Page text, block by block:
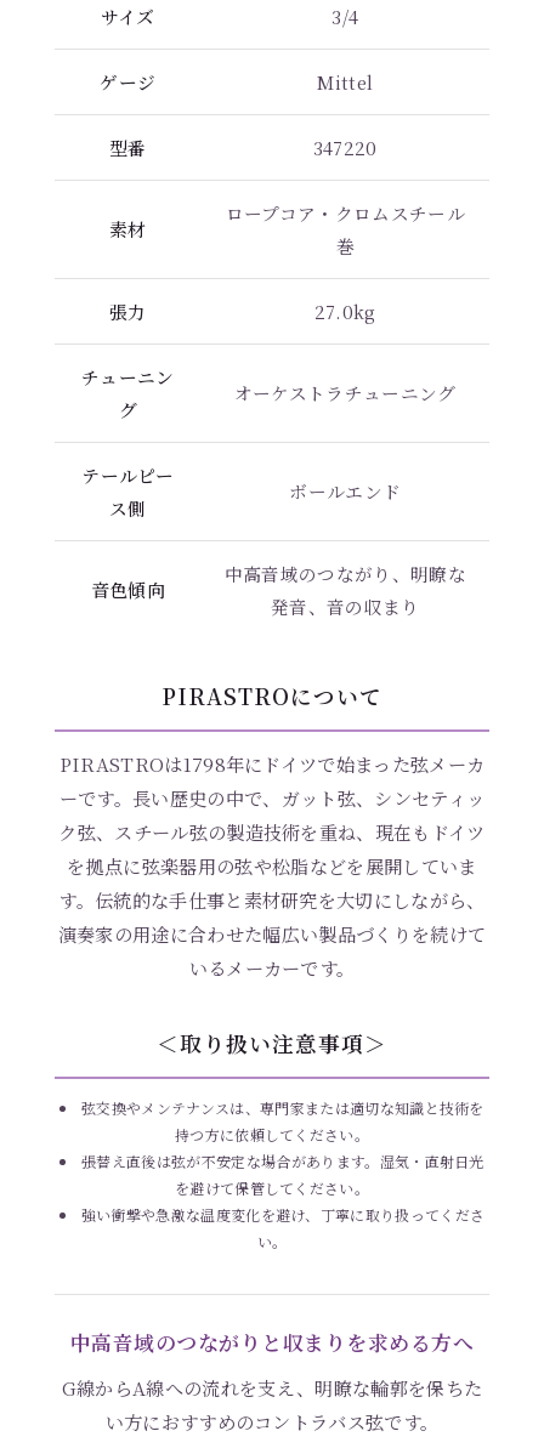
サイズ 3/4
ゲージ Mittel
型番 347220
素材
ロープコア・クロムスチール
巻
張力 27.0kg
チューニン
グ
オーケストラチューニング
テールピー
ス側
ボールエンド
音色傾向
中高音域のつながり、明瞭な
発音、音の収まり
PIRASTROについて
PIRASTROは1798年にドイツで始まった弦メーカ
ーです。長い歴史の中で、ガット弦、シンセティッ
ク弦、スチール弦の製造技術を重ね、現在もドイツ
を拠点に弦楽器用の弦や松脂などを展開していま
す。伝統的な手仕事と素材研究を大切にしながら、
演奏家の用途に合わせた幅広い製品づくりを続けて
いるメーカーです。
＜取り扱い注意事項＞
弦交換やメンテナンスは、専門家または適切な知識と技術を
持つ方に依頼してください。
張替え直後は弦が不安定な場合があります。湿気・直射日光
を避けて保管してください。
強い衝撃や急激な温度変化を避け、丁寧に取り扱ってくださ
い。
中高音域のつながりと収まりを求める方へ
G線からA線への流れを支え、明瞭な輪郭を保ちた
い方におすすめのコントラバス弦です。